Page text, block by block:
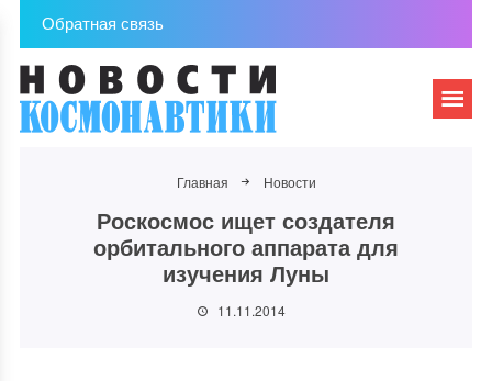
Обратная связь
Главная Новости
Роскосмос ищет создателя
орбитального аппарата для
изучения Луны
11.11.2014